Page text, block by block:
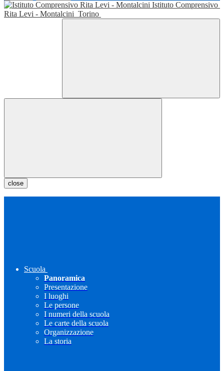
Istituto Comprensivo
Rita Levi - Montalcini Torino
close
Scuola
Panoramica
Presentazione
I luoghi
Le persone
I numeri della scuola
Le carte della scuola
Organizzazione
La storia